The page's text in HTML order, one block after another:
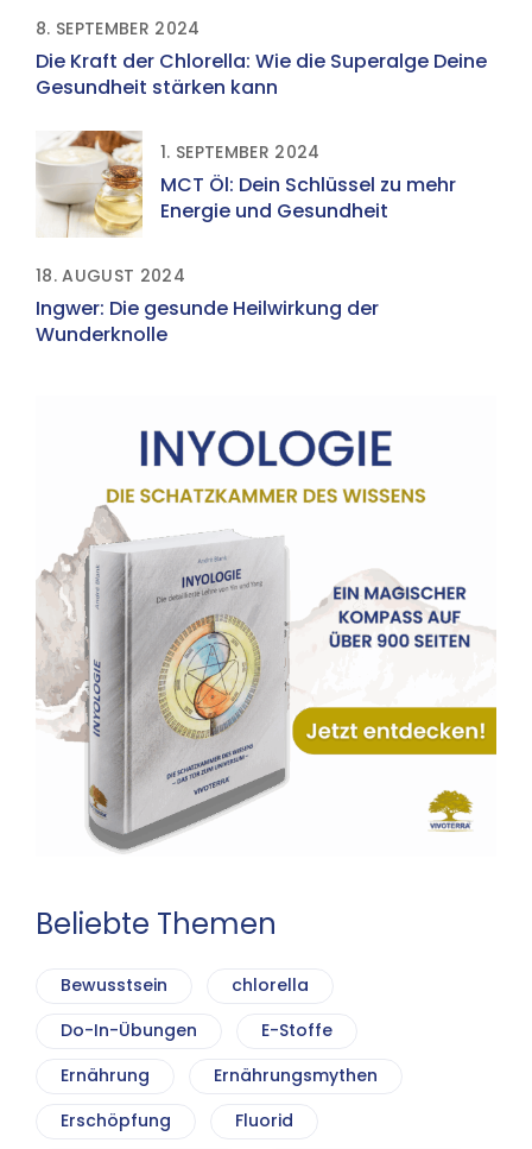
Die Kraft der Chlorella: Wie die Superalge Deine
Gesundheit stärken kann
8. SEPTEMBER 2024
MCT Öl: Dein Schlüssel zu mehr
Energie und Gesundheit
1. SEPTEMBER 2024
Ingwer: Die gesunde Heilwirkung der
Wunderknolle
18. AUGUST 2024
Beliebte Themen
Bewusstsein
chlorella
Do-In-Übungen
E-Stoffe
Ernährung
Ernährungsmythen
Erschöpfung
Fluorid